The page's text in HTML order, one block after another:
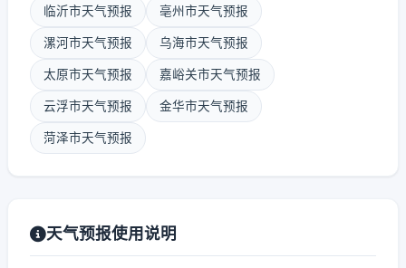
临沂市天气预报 亳州市天气预报
漯河市天气预报 乌海市天气预报
太原市天气预报 嘉峪关市天气预报
云浮市天气预报 金华市天气预报
菏泽市天气预报
天气预报使用说明